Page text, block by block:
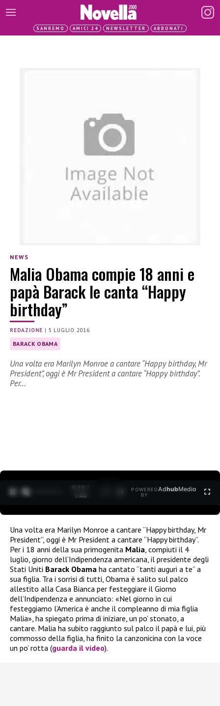
SANREMO AMICI 24 NEWSLETTER ABBONATI
NEWS
Malia Obama compie 18 anni e
papà Barack le canta “Happy
birthday”
REDAZIONE | 5 LUGLIO 2016
BARACK OBAMA
Una volta era Marilyn Monroe a cantare “Happy birthday, Mr
President”, oggi è Mr President a cantare “Happy birthday”.
Per…
0:12 /
1:40
POWERED
BY
AdhubMedia
Una volta era Marilyn Monroe a cantare “Happy birthday, Mr
President”, oggi è Mr President a cantare “Happy birthday”.
Per i 18 anni della sua primogenita Malia , compiuti il 4
luglio, giorno dell’Indipendenza americana, il presidente degli
Stati Uniti Barack Obama ha cantato “tanti auguri a te” a
sua figlia. Tra i sorrisi di tutti, Obama è salito sul palco
allestito alla Casa Bianca per festeggiare il Giorno
dell’Indipendenza e annunciato: «Nel giorno in cui
festeggiamo l’America è anche il compleanno di mia figlia
Malia», ha spiegato prima di iniziare, un po’ stonato, a
cantare. Malia ha subito raggiunto sul palco il papà e lui, più
commosso della figlia, ha finito la canzonicina con la voce
un po’ rotta (guarda il video).